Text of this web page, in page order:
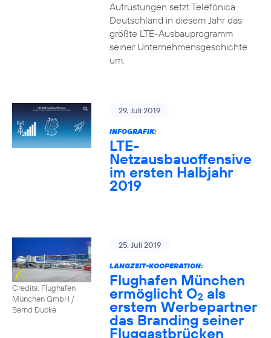
Aufrüstungen setzt Telefónica
Deutschland in diesem Jahr das
größte LTE-Ausbauprogramm
seiner Unternehmensgeschichte
um.
29. Juli 2019
INFOGRAFIK:
LTE-
Netzausbauoffensive
im ersten Halbjahr
2019
Credits: Flughafen
München GmbH /
Bernd Ducke
25. Juli 2019
LANGZEIT-KOOPERATION:
Flughafen München
ermöglicht O2 als
erstem Werbepartner
das Branding seiner
Fluggastbrücken